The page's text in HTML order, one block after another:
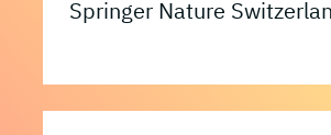
Springer Nature